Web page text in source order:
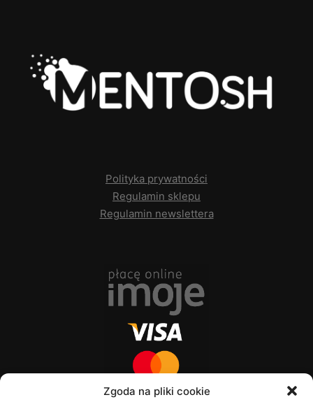
Zgoda na pliki cookie
Polityka prywatności
Regulamin sklepu
Regulamin newslettera